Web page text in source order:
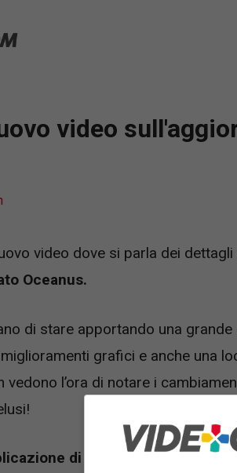
video
video dove si parla dei dettagli
Oceanus.
di stare apportando una
grafici e anche una
vedono l’ora di notare i
di Oceanus è